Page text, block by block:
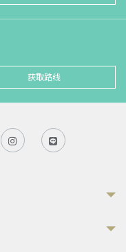
获取路线